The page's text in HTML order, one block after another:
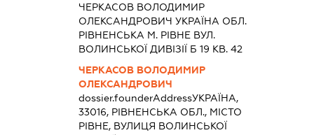
ЧЕРКАСОВ ВОЛОДИМИР
ОЛЕКСАНДРОВИЧ УКРАЇНА ОБЛ.
РІВНЕНСЬКА М. РІВНЕ ВУЛ.
ВОЛИНСЬКОЇ ДИВІЗІЇ Б 19 КВ. 42
ЧЕРКАСОВ ВОЛОДИМИР
ОЛЕКСАНДРОВИЧ
dossier.founderAddressУКРАЇНА,
33016, РІВНЕНСЬКА ОБЛ., МІСТО
РІВНЕ, ВУЛИЦЯ ВОЛИНСЬКОЇ